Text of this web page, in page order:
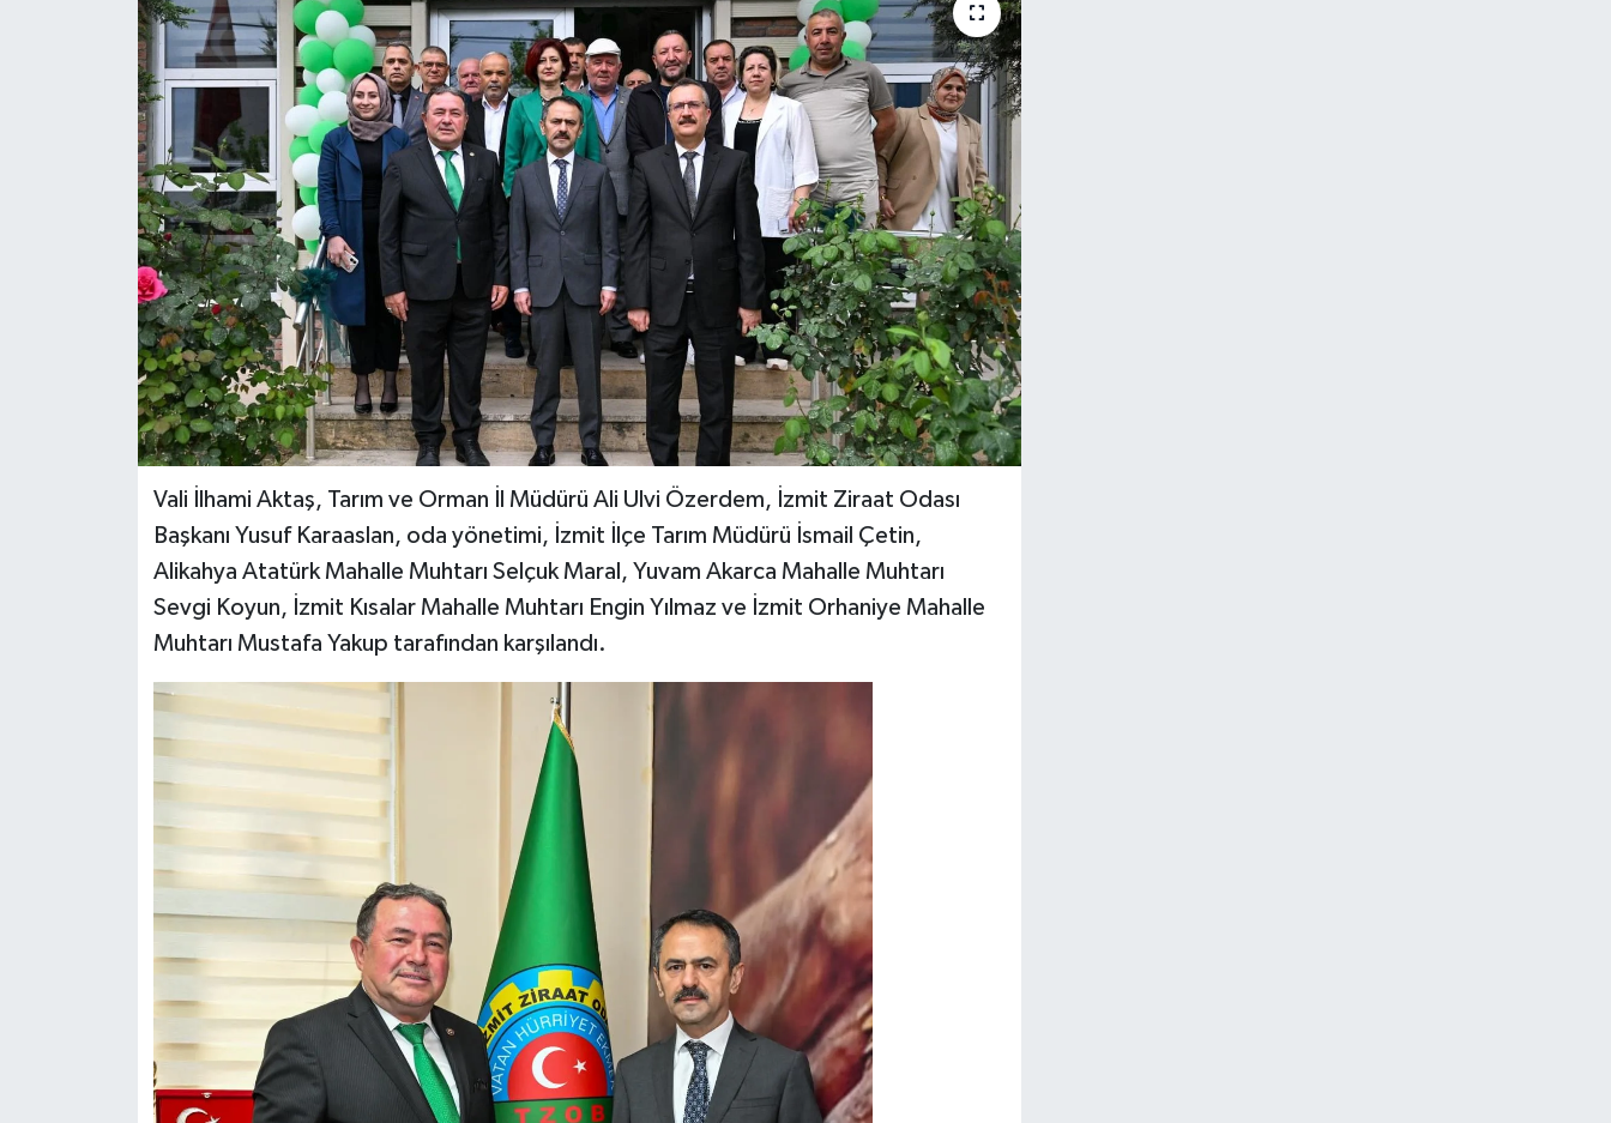
Vali İlhami Aktaş, Tarım ve Orman İl Müdürü Ali Ulvi Özerdem, İzmit Ziraat Odası
Başkanı Yusuf Karaaslan, oda yönetimi, İzmit İlçe Tarım Müdürü İsmail Çetin,
Alikahya Atatürk Mahalle Muhtarı Selçuk Maral, Yuvam Akarca Mahalle Muhtarı
Sevgi Koyun, İzmit Kısalar Mahalle Muhtarı Engin Yılmaz ve İzmit Orhaniye Mahalle
Muhtarı Mustafa Yakup tarafından karşılandı.